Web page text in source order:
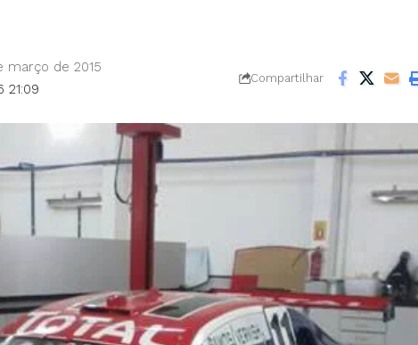
21:09
março de 2015
Compartilhar